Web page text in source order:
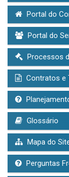
Portal do
Portal do
Processos
Contratos e
Glossário
Mapa do
Perguntas